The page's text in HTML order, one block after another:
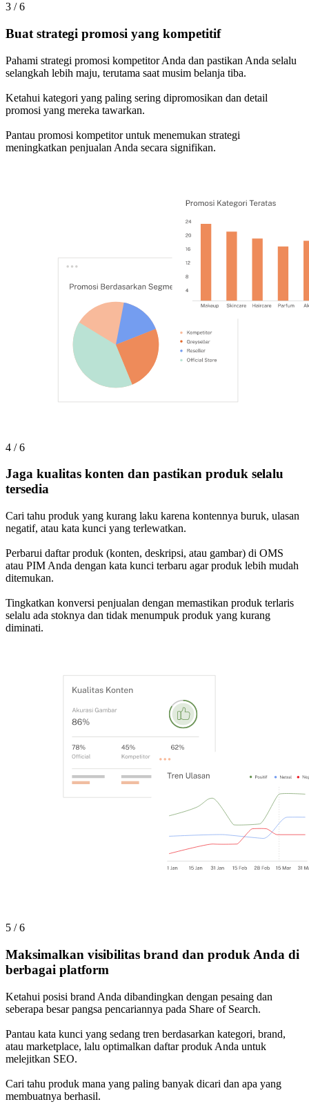
3 / 6
Buat strategi promosi yang kompetitif
Pahami strategi promosi kompetitor Anda dan pastikan Anda selalu
selangkah lebih maju, terutama saat musim belanja tiba.
Ketahui kategori yang paling sering dipromosikan dan detail
promosi yang mereka tawarkan.
Pantau promosi kompetitor untuk menemukan strategi
meningkatkan penjualan Anda secara signifikan.
4 / 6
Jaga kualitas konten dan pastikan produk selalu
tersedia
Cari tahu produk yang kurang laku karena kontennya buruk, ulasan
negatif, atau kata kunci yang terlewatkan.
Perbarui daftar produk (konten, deskripsi, atau gambar) di OMS
atau PIM Anda dengan kata kunci terbaru agar produk lebih mudah
ditemukan.
Tingkatkan konversi penjualan dengan memastikan produk terlaris
selalu ada stoknya dan tidak menumpuk produk yang kurang
diminati.
5 / 6
Maksimalkan visibilitas brand dan produk Anda di
berbagai platform
Ketahui posisi brand Anda dibandingkan dengan pesaing dan
seberapa besar pangsa pencariannya pada Share of Search.
Pantau kata kunci yang sedang tren berdasarkan kategori, brand,
atau marketplace, lalu optimalkan daftar produk Anda untuk
melejitkan SEO.
Cari tahu produk mana yang paling banyak dicari dan apa yang
membuatnya berhasil.